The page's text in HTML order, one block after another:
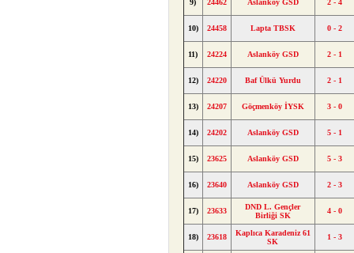
9) 24462 Aslanköy GSD 2 - 4
10) 24458 Lapta TBSK 0 - 2
11) 24224 Aslanköy GSD 2 - 1
12) 24220 Baf Ülkü Yurdu 2 - 1
13) 24207 Göçmenköy İYSK 3 - 0
14) 24202 Aslanköy GSD 5 - 1
15) 23625 Aslanköy GSD 5 - 3
16) 23640 Aslanköy GSD 2 - 3
17) 23633
DND L. Gençler
Birliği SK
4 - 0
18) 23618
Kaplıca Karadeniz 61
SK
1 - 3